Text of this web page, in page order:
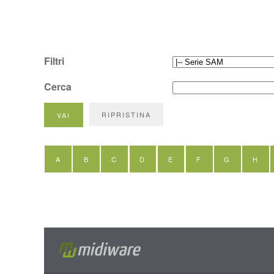
Filtri
Cerca
A B C D E F G H